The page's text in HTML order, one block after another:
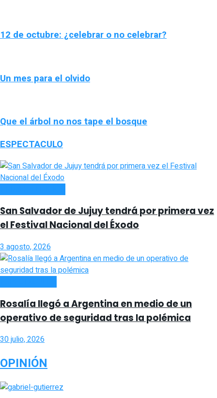
12 de octubre: ¿celebrar o no celebrar?
Un mes para el olvido
Que el árbol no nos tape el bosque
ESPECTACULO
San Salvador de Jujuy tendrá por primera vez
el Festival Nacional del Éxodo
3 agosto, 2026
Rosalía llegó a Argentina en medio de un
operativo de seguridad tras la polémica
30 julio, 2026
OPINIÓN